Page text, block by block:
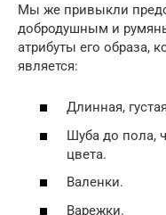
Мы же привыкли
добродушным и
атрибуты его образа,
является:
Длинная,
Шуба до пола,
цвета.
Валенки.
Варежки.